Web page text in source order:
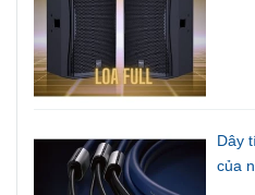
Dây
của